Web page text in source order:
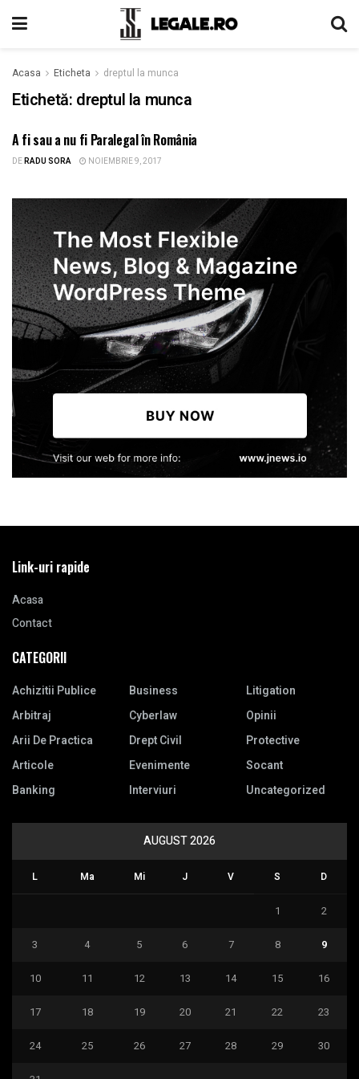
Acasa Eticheta dreptul la munca
Etichetă: dreptul la munca
ARTICOLE
A fi sau a nu fi Paralegal în România
DERADU SORA NOIEMBRIE 9, 2017
Link-uri rapide
Acasa
Contact
CATEGORII
Achizitii Publice
Arbitraj
Arii De Practica
Articole
Banking
Business
Cyberlaw
Drept Civil
Evenimente
Interviuri
Litigation
Opinii
Protective
Socant
Uncategorized
AUGUST 2026
L Ma Mi J V S D
1 2
3 4 5 6 7 8 9
10 11 12 13 14 15 16
17 18 19 20 21 22 23
24 25 26 27 28 29 30